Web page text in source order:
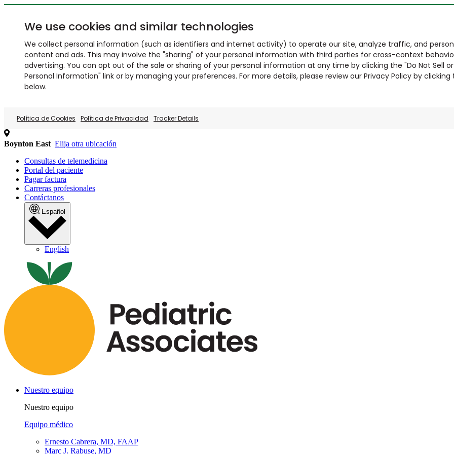
We use cookies and similar technologies
We collect personal information (such as identifiers and internet activity) to operate our site, analyze traffic, and
content and ads. This may involve the "sharing" of your personal information with third parties for cross-context
advertising. You can opt out of the sale or sharing of your personal information at any time by clicking the "Do Not Sell or
Personal Information" link or by managing your preferences. For more details, please review our Privacy Policy by clicking
below.
Política de Cookies Política de Privacidad Tracker Details
Boynton East Elija otra ubicación
Consultas de telemedicina
Portal del paciente
Pagar factura
Carreras profesionales
Contáctanos
Español
English
Nuestro equipo
Nuestro equipo
Equipo médico
Ernesto Cabrera, MD, FAAP
Marc J. Rabuse, MD